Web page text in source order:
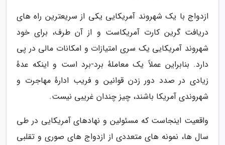
ازدواج با یک شهروند آمریکایی یکی از سریعترین راه های
دریافت گرین کارت آمریکاست و از آن طرف، برای خود
شهروند آمریکایی یک سری امتیازات و امکانات مالی در پی
دارد. بنابراین عملاً یک معاملهٔ برد-برد است و اینکه عدهٔ
زیادی در صدد دور زدن قوانین و فریب ادارهٔ مهاجرت و
شهروندی آمریکا باشند، چیز چندان غریبی نیست.
واقعیت اینجاست که مسئولین و نهادهای آمریکایی در طی
سال ها، نمونه های متعددی از ازدواج های صوری و تقلبی